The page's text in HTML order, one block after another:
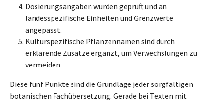
Dosierungsangaben wurden geprüft und an
landesspezifische Einheiten und Grenzwerte
angepasst.
Kulturspezifische Pflanzennamen sind durch
erklärende Zusätze ergänzt, um Verwechslungen zu
vermeiden.
Diese fünf Punkte sind die Grundlage jeder sorgfältigen
botanischen Fachübersetzung. Gerade bei Texten mit